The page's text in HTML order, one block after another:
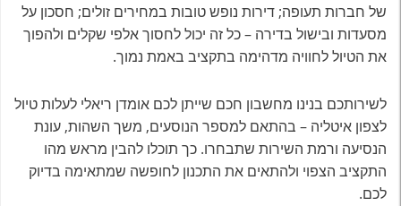
של חברות תעופה; דירות נופש טובות במחירים זולים; חסכון על
מסעדות ובישול בדירה – כל זה יכול לחסוך אלפי שקלים ולהפוך
את הטיול לחוויה מדהימה בתקציב באמת נמוך.
לשירותכם בנינו מחשבון חכם שייתן לכם אומדן ריאלי לעלות טיול
לצפון איטליה – בהתאם למספר הנוסעים, משך השהות, עונת
הנסיעה ורמת השירות שתבחרו. כך תוכלו להבין מראש מהו
התקציב הצפוי ולהתאים את התכנון לחופשה שמתאימה בדיוק
לכם.